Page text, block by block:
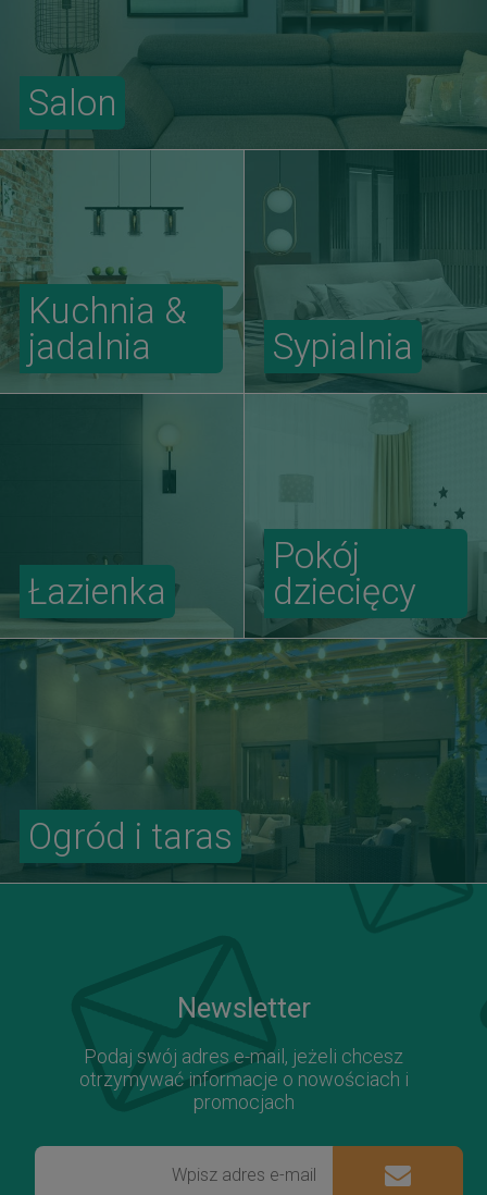
Salon
Kuchnia &
jadalnia
Sypialnia
Ogród i taras
Łazienka
Pokój
dziecięcy
Newsletter
Podaj swój adres e-mail, jeżeli chcesz
otrzymywać informacje o nowościach i
promocjach